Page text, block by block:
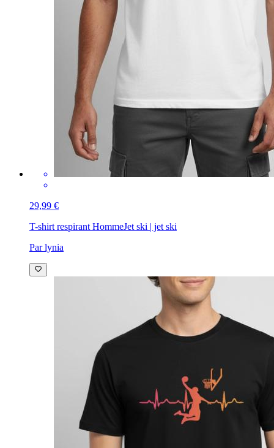
29,99 €
T-shirt respirant HommeJet ski | jet ski
Par lynia